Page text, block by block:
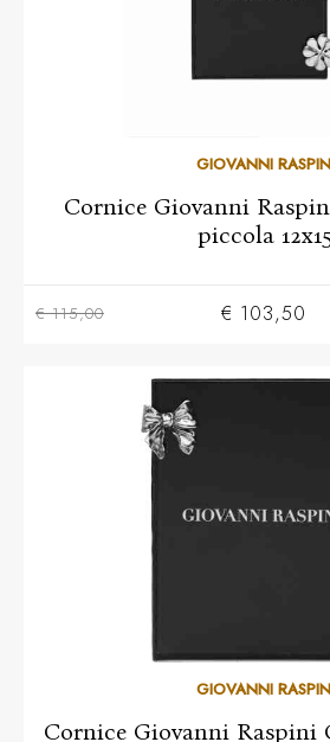
GIOVANNI
Cornice Giovanni
piccola
€ 115,00 € 103,50
GIOVANNI
Cornice Giovanni